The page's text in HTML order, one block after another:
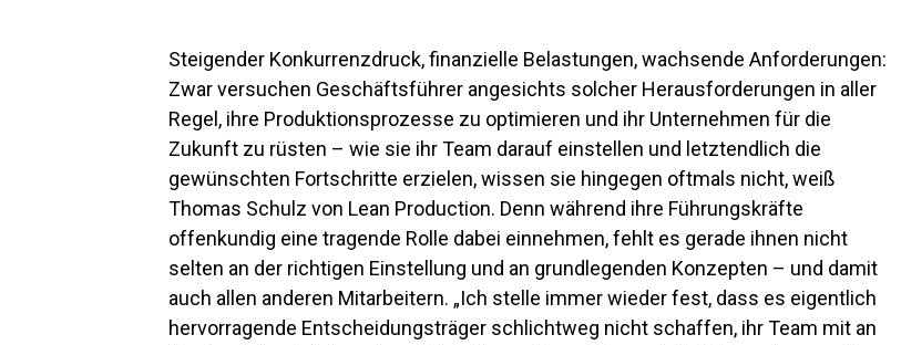
Steigender Konkurrenzdruck, finanzielle Belastungen, wachsende Anforderungen:
Zwar versuchen Geschäftsführer angesichts solcher Herausforderungen in aller
Regel, ihre Produktionsprozesse zu optimieren und ihr Unternehmen für die
Zukunft zu rüsten – wie sie ihr Team darauf einstellen und letztendlich die
gewünschten Fortschritte erzielen, wissen sie hingegen oftmals nicht, weiß
Thomas Schulz von Lean Production. Denn während ihre Führungskräfte
offenkundig eine tragende Rolle dabei einnehmen, fehlt es gerade ihnen nicht
selten an der richtigen Einstellung und an grundlegenden Konzepten – und damit
auch allen anderen Mitarbeitern. „Ich stelle immer wieder fest, dass es eigentlich
hervorragende Entscheidungsträger schlichtweg nicht schaffen, ihr Team mit an